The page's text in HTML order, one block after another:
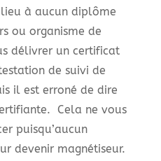
à aucun diplôme
ou organisme de
délivrer un certificat
de suivi de
il est erroné de dire
Cela ne vous
puisqu’aucun
devenir magnétiseur.